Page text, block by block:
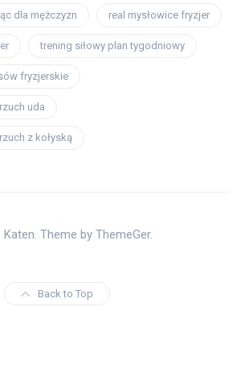
dla mężczyzn real mysłowice fryzjer
trening siłowy plan tygodniowy
fryzjerskie
uda
z kołyską
Theme by ThemeGer.
Back to Top